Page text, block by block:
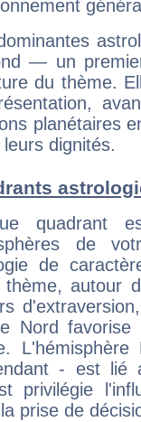
— un
du thème.
planétaires
dignités.
quadrant
de
de
thème, autour
Nord favorise
- est
privilégie
prise de